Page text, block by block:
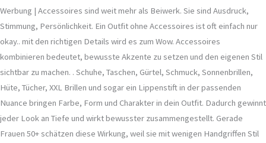
Werbung | Accessoires sind weit mehr als Beiwerk. Sie sind Ausdruck,
Stimmung, Persönlichkeit. Ein Outfit ohne Accessoires ist oft einfach nur
okay.. mit den richtigen Details wird es zum Wow. Accessoires
kombinieren bedeutet, bewusste Akzente zu setzen und den eigenen Stil
sichtbar zu machen. . Schuhe, Taschen, Gürtel, Schmuck, Sonnenbrillen,
Hüte, Tücher, XXL Brillen und sogar ein Lippenstift in der passenden
Nuance bringen Farbe, Form und Charakter in dein Outfit. Dadurch gewinnt
jeder Look an Tiefe und wirkt bewusster zusammengestellt. Gerade
Frauen 50+ schätzen diese Wirkung, weil sie mit wenigen Handgriffen Stil